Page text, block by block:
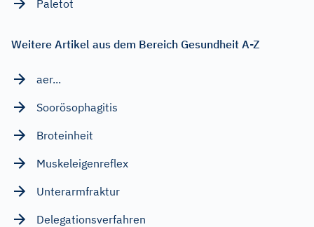
Paletot
Weitere Artikel aus dem Bereich Gesundheit A-Z
aer...
Soorösophagitis
Broteinheit
Muskeleigenreflex
Unterarmfraktur
Delegationsverfahren